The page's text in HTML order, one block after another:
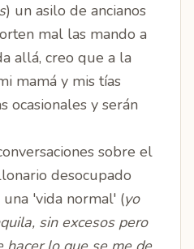
) un asilo de ancianos
mal las mando a
allá, creo que a la
mamá y mis tías
ocasionales y serán
sobre el
desocupado
'vida normal' (yo
sin excesos pero